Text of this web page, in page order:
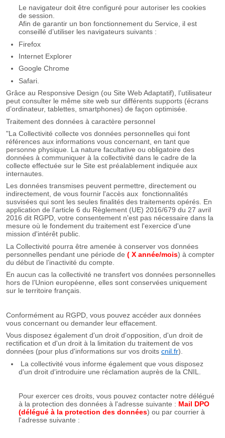
Le navigateur doit être configuré pour autoriser les cookies
de session.
Afin de garantir un bon fonctionnement du Service, il est
conseillé d’utiliser les navigateurs suivants :
Firefox
Internet Explorer
Google Chrome
Safari.
Grâce au Responsive Design (ou Site Web Adaptatif), l’utilisateur
peut consulter le même site web sur différents supports (écrans
d’ordinateur, tablettes, smartphones) de façon optimisée.
Traitement des données à caractère personnel
"La Collectivité collecte vos données personnelles qui font
références aux informations vous concernant, en tant que
personne physique. La nature facultative ou obligatoire des
données à communiquer à la collectivité dans le cadre de la
collecte effectuée sur le Site est préalablement indiquée aux
internautes.
Les données transmises peuvent permettre, directement ou
indirectement, de vous fournir l'accès aux fonctionnalités
susvisées qui sont les seules finalités des traitements opérés. En
application de l'article 6 du Règlement (UE) 2016/679 du 27 avril
2016 dit RGPD, votre consentement n'est pas nécessaire dans la
mesure où le fondement du traitement est l'exercice d'une
mission d'intérêt public.
La Collectivité pourra être amenée à conserver vos données
personnelles pendant une période de ( X année/mois) à compter
du début de l’inactivité du compte.
En aucun cas la collectivité ne transfert vos données personnelles
hors de l’Union européenne, elles sont conservées uniquement
sur le territoire français.
Conformément au RGPD, vous pouvez accéder aux données
vous concernant ou demander leur effacement.
Vous disposez également d'un droit d'opposition, d'un droit de
rectification et d'un droit à la limitation du traitement de vos
données (pour plus d'informations sur vos droits cnil.fr).
La collectivité vous informe également que vous disposez
d'un droit d'introduire une réclamation auprès de la CNIL.
Pour exercer ces droits, vous pouvez contacter notre délégué
à la protection des données à l'adresse suivante : Mail DPO
(délégué à la protection des données) ou par courrier à
l'adresse suivante :